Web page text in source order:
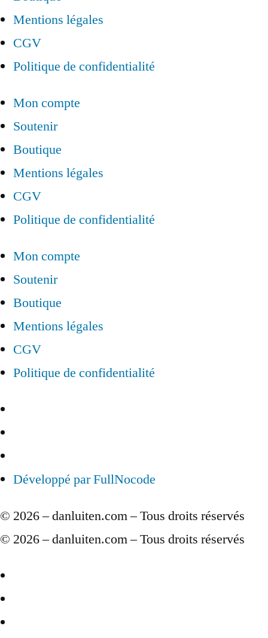
Mentions légales
CGV
Politique de confidentialité
Mon compte
Soutenir
Boutique
Mentions légales
CGV
Politique de confidentialité
Mon compte
Soutenir
Boutique
Mentions légales
CGV
Politique de confidentialité
Développé par FullNocode
© 2026 – danluiten.com – Tous droits réservés
© 2026 – danluiten.com – Tous droits réservés